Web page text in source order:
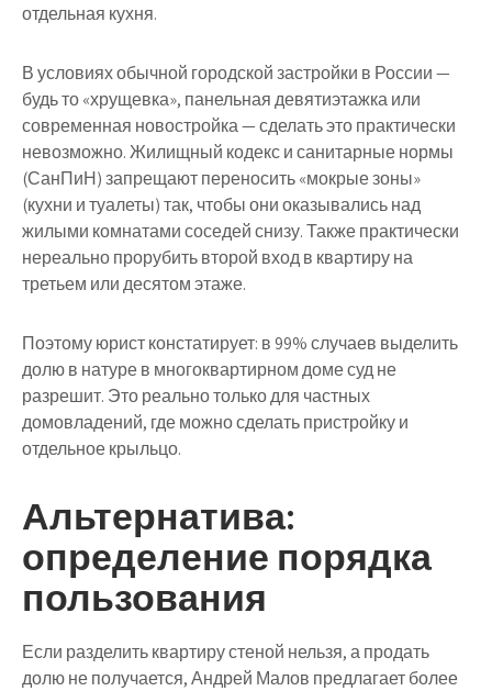
отдельная кухня.
В условиях обычной городской застройки в России —
будь то «хрущевка», панельная девятиэтажка или
современная новостройка — сделать это практически
невозможно. Жилищный кодекс и санитарные нормы
(СанПиН) запрещают переносить «мокрые зоны»
(кухни и туалеты) так, чтобы они оказывались над
жилыми комнатами соседей снизу. Также практически
нереально прорубить второй вход в квартиру на
третьем или десятом этаже.
Поэтому юрист констатирует: в 99% случаев выделить
долю в натуре в многоквартирном доме суд не
разрешит. Это реально только для частных
домовладений, где можно сделать пристройку и
отдельное крыльцо.
Альтернатива:
определение порядка
пользования
Если разделить квартиру стеной нельзя, а продать
долю не получается, Андрей Малов предлагает более